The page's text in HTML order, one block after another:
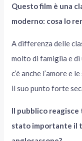
Questo film è una
moderno: cosa lo
A differenza delle
molto di famiglia e di
c’è anche l’amore e
il suo punto forte
Il pubblico
stato importante il